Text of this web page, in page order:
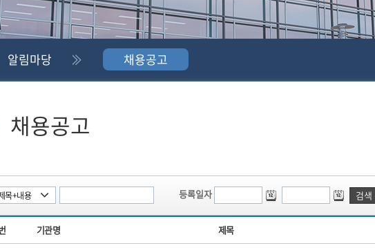
알림마당 채용공고
채용공고
등록일자 검색
기관명 제목